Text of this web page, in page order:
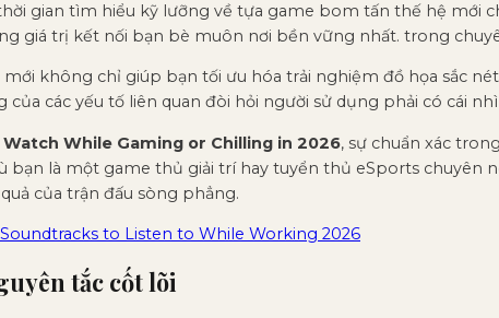
gian tìm hiểu kỹ lưỡng về tựa game bom tấn thế hệ mới
giá trị kết nối bạn bè muôn nơi bền vững nhất. trong
không chỉ giúp bạn tối ưu hóa trải nghiệm đồ họa sắc
các yếu tố liên quan đòi hỏi người sử dụng phải có cái
While Gaming or Chilling in 2026, sự chuẩn xác
bạn là một game thủ giải trí hay tuyển thủ eSports chuyên
của trận đấu sòng phẳng.
to Listen to While Working 2026
tắc cốt lõi